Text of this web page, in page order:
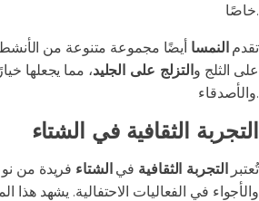
خاصًا.
تقدم النمسا أيضًا مجموعة متنوعة من
على الثلج والتزلج على الجليد، مما يجعلها
والأصدقاء.
التجربة الثقافية في الشتاء
تُعتبر التجربة الثقافية في الشتاء فريدة من
والأجواء في الفعاليات الاحتفالية. يشهد